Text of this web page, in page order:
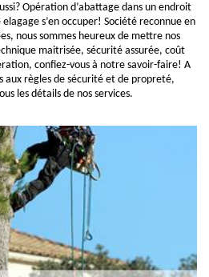
Opération d’abattage dans un endroit
s’en occuper! Société reconnue en
nous sommes heureux de mettre nos
maitrisée, sécurité assurée, coût
confiez-vous à notre savoir-faire! A
aux règles de sécurité et de propreté,
les détails de nos services.